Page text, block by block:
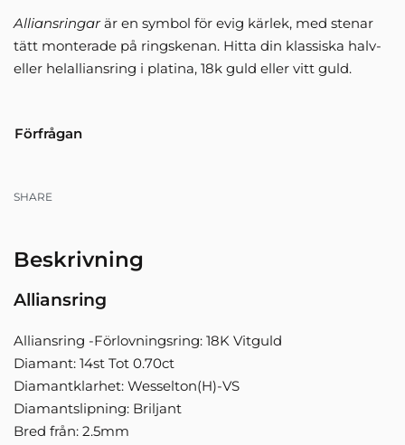
Alliansringarär en symbol för evig kärlek, med stenar
tätt monterade på ringskenan. Hitta din klassiska halv-
eller helalliansring i platina, 18k guld eller vitt guld.
Förfrågan
SHARE
Beskrivning
Alliansring
Alliansring -Förlovningsring: 18K Vitguld
Diamant: 14st Tot 0.70ct
Diamantklarhet: Wesselton(H)-VS
Diamantslipning: Briljant
Bred från: 2.5mm